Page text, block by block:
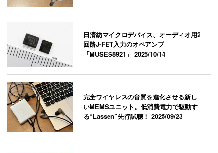
日清紡マイクロデバイス、オーディオ用2
回路J-FET入力のオペアンプ
「MUSES8921」2025/10/14
完全ワイヤレスの音質を進化させる新し
いMEMSユニット。低消費電力で駆動す
る“Lassen”先行試聴！2025/09/23